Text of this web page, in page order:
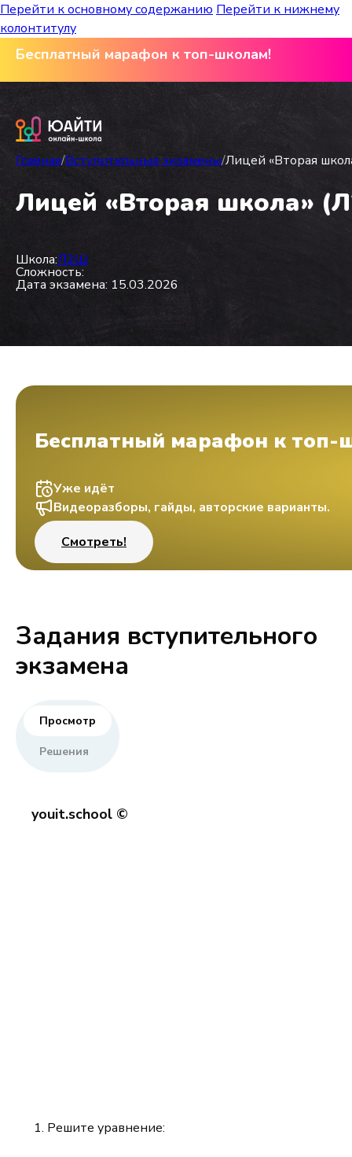
Перейти к основному содержанию Перейти к нижнему
колонтитулу
Бесплатный марафон к топ-школам!
Главная/Вступительные экзамены/Лицей «Вторая
Лицей «Вторая школа»
Школа:Л2Ш
Сложность:
Дата экзамена: 15.03.2026
Бесплатный марафон к топ-
Уже идёт
Видеоразборы, гайды, авторские варианты.
Смотреть!
Задания вступительного
экзамена
Просмотр
Решения
youit.school ©
Решите уравнение: